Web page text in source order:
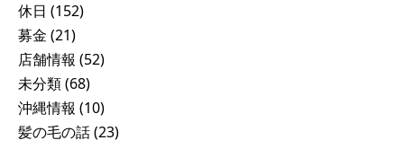
休日 (152)
募金 (21)
店舗情報 (52)
未分類(68)
沖縄情報 (10)
髪の毛の話(23)